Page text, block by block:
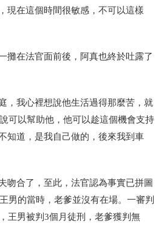
現在這個時間很敏感，不可以這樣
攤在法官面前後，阿真也終於吐露了
，我心裡想說他生活過得那麼苦，就
可以幫助他，他可以趁這個機會支持
知道，是我自己做的，後來我到車
吻合了，至此，法官認為事實已拼圖
男的當時，老爹並沒有在場。一審判
王男被判3個月徒刑，老爹獲判無